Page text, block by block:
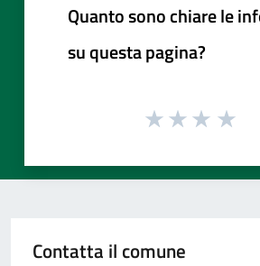
Quanto sono chiare le
su questa pagina?
Contatta il comune